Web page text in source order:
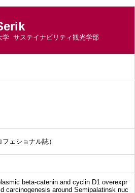
学 サステイナビリティ観光学部
ェショナル誌）
beta-catenin and cyclin D1 overexpr
carcinogenesis around Semipalatinsk nuc